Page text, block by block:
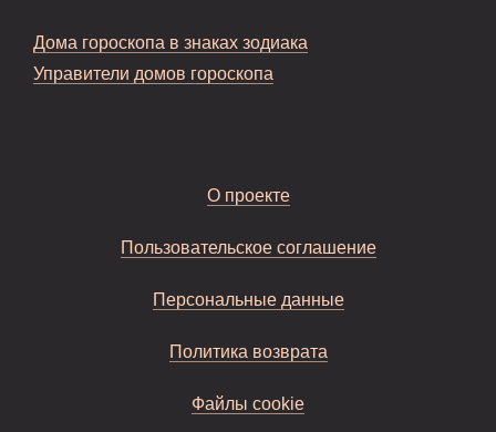
Дома гороскопа в знаках зодиака
Управители домов гороскопа
О проекте
Пользовательское соглашение
Персональные данные
Политика возврата
Файлы cookie